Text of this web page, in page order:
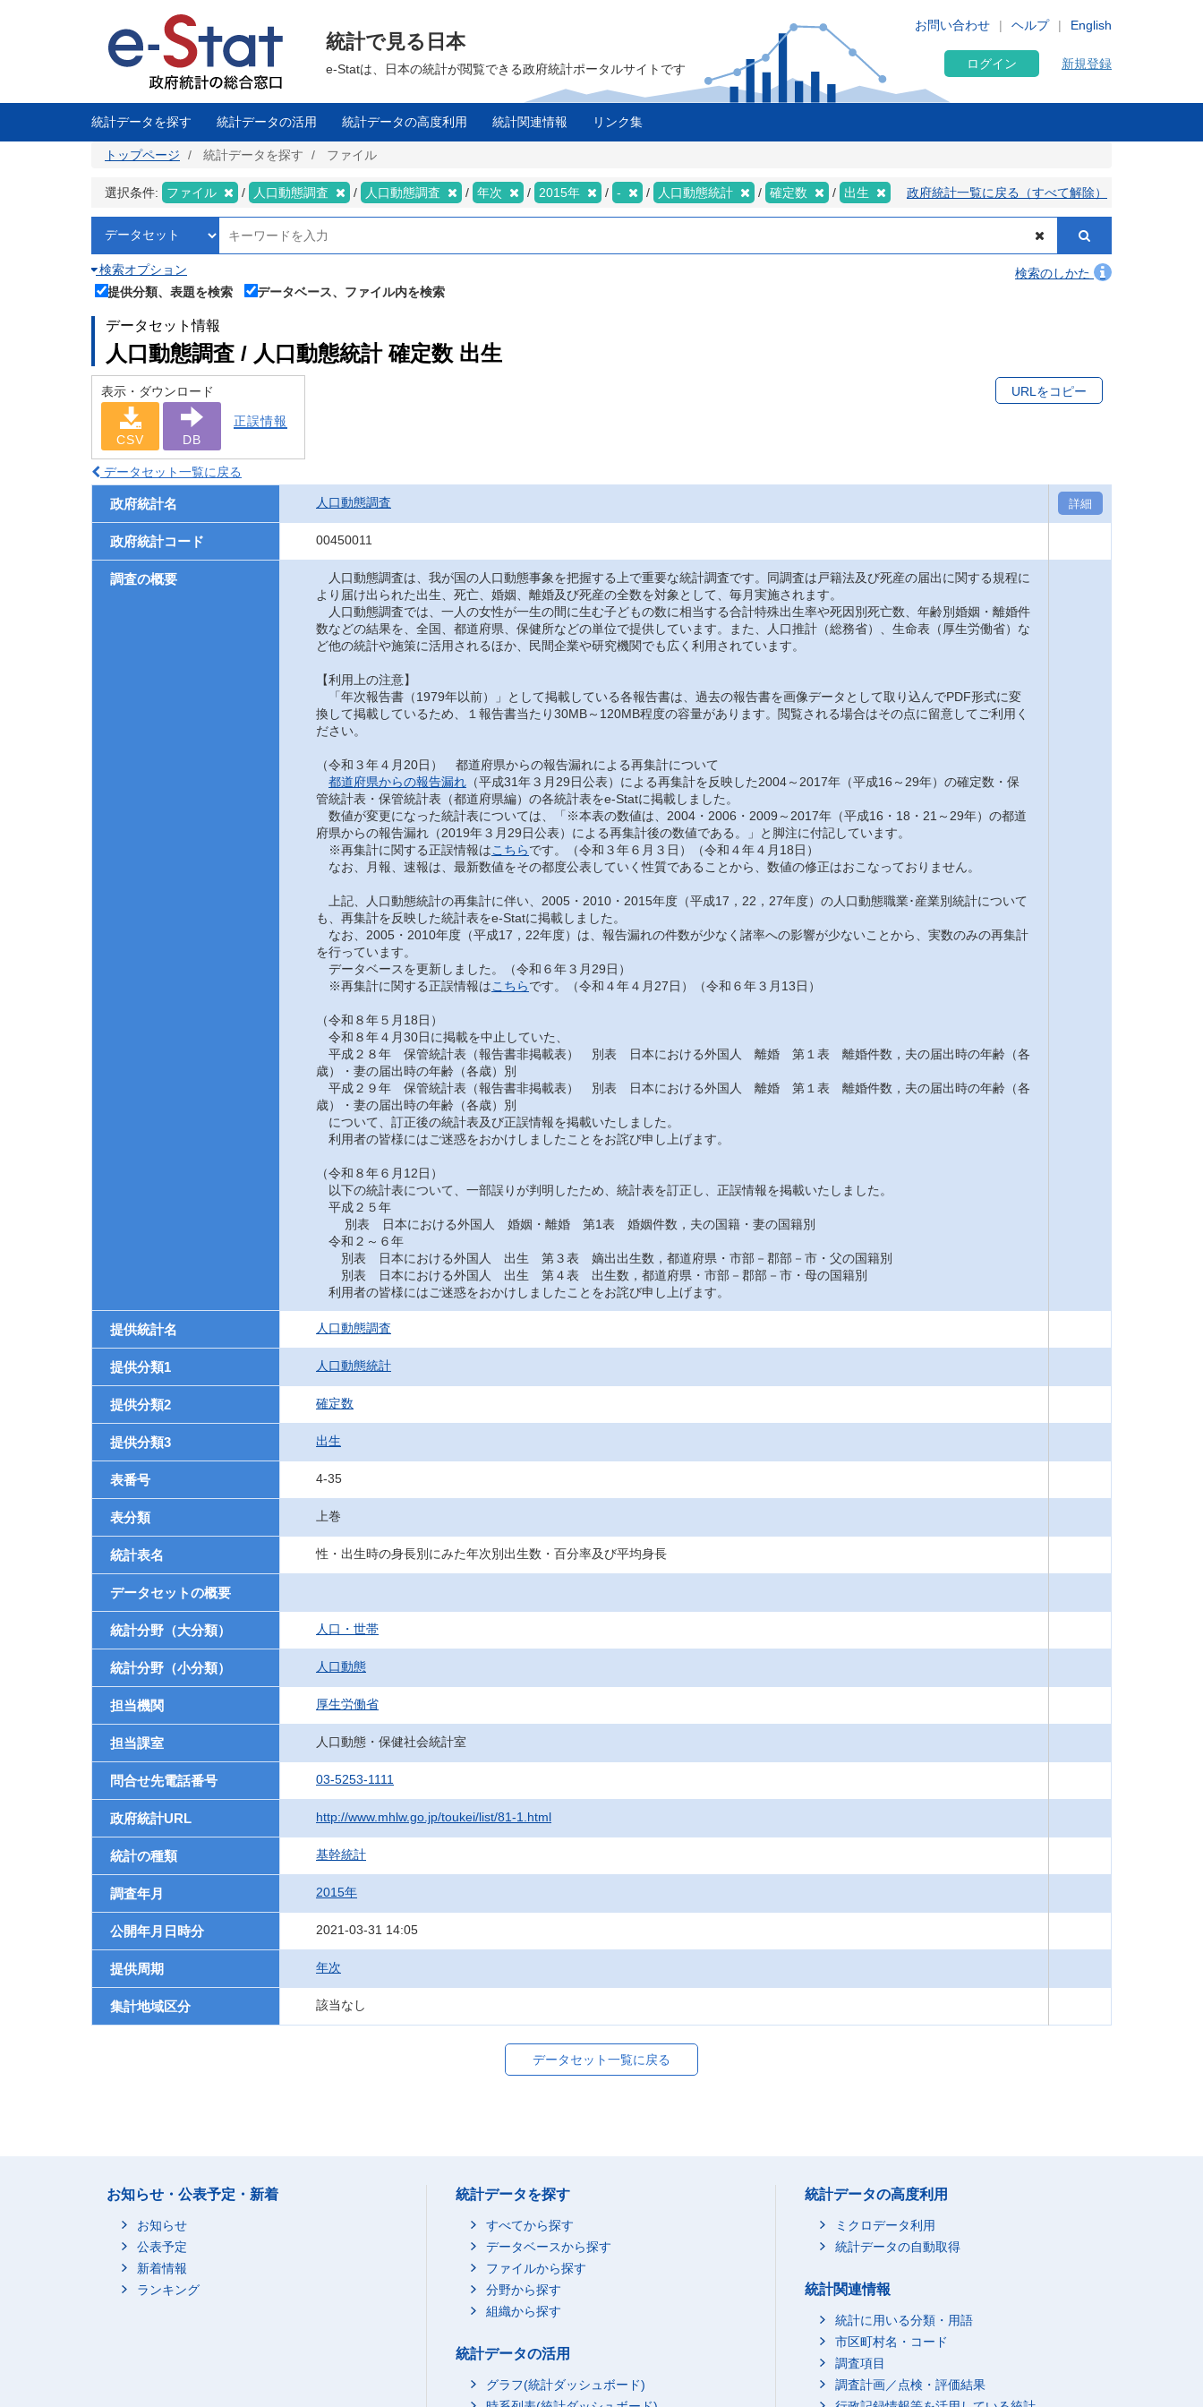
に
English
お問い合わせ ヘルプ
統計で見る日本
e-Statは、日本の統計が閲覧できる政府統計ポータルサイトです ログイン 新規登録
統計データを探す 統計データの活用 統計データの高度利用 統計関連情報 リンク集
トップページ 統計データを探す ファイル
選択条件: ファイル 人口動態調査 人口動態調査 年次 2015年 - 人口動態統計 確定数 出生 政府統計一覧に戻る（すべて解除）
検索オプション
検索のしかた
提供分類、表題を検索
データベース、ファイル内を検索
データセット情報
人口動態調査 / 人口動態統計 確定数 出生
表示・ダウンロード
CSV DB
正誤情報
URLをコピー
データセット一覧に戻る
政府統計名 人口動態調査 詳細
政府統計コード 00450011
調査の概要
人口動態調査は、我が国の人口動態事象を把握する上で重要な統計調査です。同調査は戸籍法及び死産の届出に関する規程に
より届け出られた出生、死亡、婚姻、離婚及び死産の全数を対象として、毎月実施されます。
人口動態調査では、一人の女性が一生の間に生む子どもの数に相当する合計特殊出生率や死因別死亡数、年齢別婚姻・離婚件
数などの結果を、全国、都道府県、保健所などの単位で提供しています。また、人口推計（総務省）、生命表（厚生労働省）な
ど他の統計や施策に活用されるほか、民間企業や研究機関でも広く利用されています。
【利用上の注意】
「年次報告書（1979年以前）」として掲載している各報告書は、過去の報告書を画像データとして取り込んでPDF形式に変
換して掲載しているため、１報告書当たり30MB～120MB程度の容量があります。閲覧される場合はその点に留意してご利用く
ださい。
（令和３年４月20日） 都道府県からの報告漏れによる再集計について
都道府県からの報告漏れ （平成31年３月29日公表）による再集計を反映した2004～2017年（平成16～29年）の確定数・保
管統計表・保管統計表（都道府県編）の各統計表をe-Statに掲載しました。
数値が変更になった統計表については、「※本表の数値は、2004・2006・2009～2017年（平成16・18・21～29年）の都道
府県からの報告漏れ（2019年３月29日公表）による再集計後の数値である。」と脚注に付記しています。
※再集計に関する正誤情報はこちらです。（令和３年６月３日）（令和４年４月18日）
なお、月報、速報は、最新数値をその都度公表していく性質であることから、数値の修正はおこなっておりません。
上記、人口動態統計の再集計に伴い、2005・2010・2015年度（平成17，22，27年度）の人口動態職業･産業別統計について
も、再集計を反映した統計表をe-Statに掲載しました。
なお、2005・2010年度（平成17，22年度）は、報告漏れの件数が少なく諸率への影響が少ないことから、実数のみの再集計
を行っています。
データベースを更新しました。（令和６年３月29日）
※再集計に関する正誤情報はこちらです。（令和４年４月27日）（令和６年３月13日）
（令和８年５月18日）
令和８年４月30日に掲載を中止していた、
平成２８年 保管統計表（報告書非掲載表） 別表 日本における外国人 離婚 第１表 離婚件数，夫の届出時の年齢（各
歳）・妻の届出時の年齢（各歳）別
平成２９年 保管統計表（報告書非掲載表） 別表 日本における外国人 離婚 第１表 離婚件数，夫の届出時の年齢（各
歳）・妻の届出時の年齢（各歳）別
について、訂正後の統計表及び正誤情報を掲載いたしました。
利用者の皆様にはご迷惑をおかけしましたことをお詫び申し上げます。
（令和８年６月12日）
以下の統計表について、一部誤りが判明したため、統計表を訂正し、正誤情報を掲載いたしました。
平成２５年
別表 日本における外国人 婚姻・離婚 第1表 婚姻件数，夫の国籍・妻の国籍別
令和２～６年
別表 日本における外国人 出生 第３表 嫡出出生数，都道府県・市部－郡部－市・父の国籍別
別表 日本における外国人 出生 第４表 出生数，都道府県・市部－郡部－市・母の国籍別
利用者の皆様にはご迷惑をおかけしましたことをお詫び申し上げます。
提供統計名 人口動態調査
提供分類1 人口動態統計
提供分類2 確定数
提供分類3 出生
表番号 4-35
表分類 上巻
統計表名 性・出生時の身長別にみた年次別出生数・百分率及び平均身長
データセットの概要
統計分野（大分類） 人口・世帯
統計分野（小分類） 人口動態
担当機関 厚生労働省
担当課室 人口動態・保健社会統計室
問合せ先電話番号 03-5253-1111
政府統計URL http://www.mhlw.go.jp/toukei/list/81-1.html
統計の種類 基幹統計
調査年月 2015年
公開年月日時分 2021-03-31 14:05
提供周期 年次
集計地域区分 該当なし
データセット一覧に戻る
お知らせ・公表予定・新着
お知らせ
公表予定
新着情報
ランキング
統計データを探す
すべてから探す
データベースから探す
ファイルから探す
分野から探す
組織から探す
統計データの活用
グラフ(統計ダッシュボード)
統計データの高度利用
ミクロデータ利用
統計データの自動取得
統計関連情報
統計に用いる分類・用語
市区町村名・コード
調査項目
調査計画／点検・評価結果